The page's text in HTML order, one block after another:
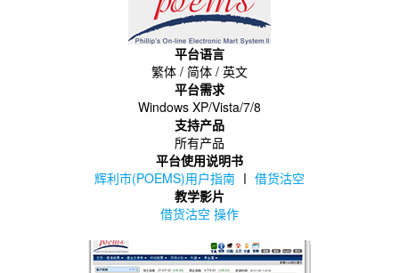
平台语言
繁体 / 简体 / 英文
平台需求
Windows XP/Vista/7/8
支持产品
所有产品
平台使用说明书
辉利市(POEMS)用户指南 〡 借货沽空
教学影片
借货沽空 操作